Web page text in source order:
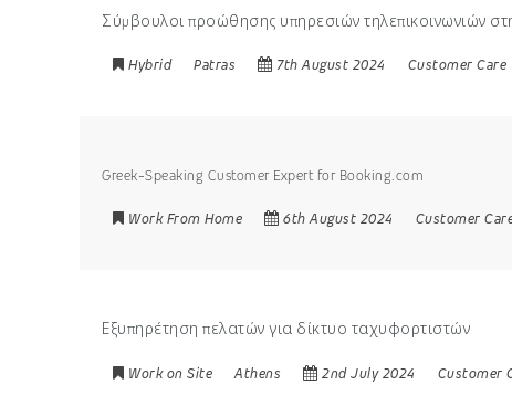
Σύμβουλοι προώθησης υπηρεσιών τηλεπικοινωνιών
Hybrid Patras 7th August 2024 Customer Care
Greek-Speaking Customer Expert for Booking.com
Work From Home 6th August 2024 Customer
Εξυπηρέτηση πελατών για δίκτυο ταχυφορτιστών
Work on Site Athens 2nd July 2024 Customer